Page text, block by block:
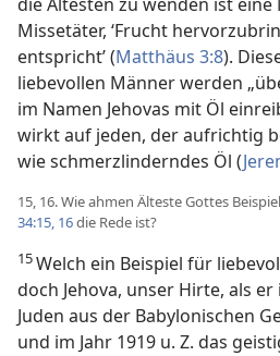
Missetäter, ‘Frucht
entspricht’ (Matthäus 3:8).
liebevollen Männer werden
im Namen Jehovas mit Öl
wirkt auf jeden, der aufrichtig
wie schmerzlinderndes Öl (
15, 16. Wie ahmen Älteste Gottes
34:15, 16die Rede ist?
15Welch ein Beispiel für
doch Jehova, unser Hirte, als er
Juden aus der Babylonischen
und im Jahr 1919 u. Z. das